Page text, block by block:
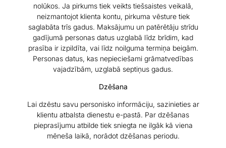
nolūkos. Ja pirkums tiek veikts tiešsaistes veikalā,
neizmantojot klienta kontu, pirkuma vēsture tiek
saglabāta trīs gadus. Maksājumu un patērētāju strīdu
gadījumā personas datus uzglabā līdz brīdim, kad
prasība ir izpildīta, vai līdz noilguma termiņa beigām.
Personas datus, kas nepieciešami grāmatvedības
vajadzībām, uzglabā septiņus gadus.
Dzēšana
Lai dzēstu savu personisko informāciju, sazinieties ar
klientu atbalsta dienestu e-pastā. Par dzēšanas
pieprasījumu atbilde tiek sniegta ne ilgāk kā viena
mēneša laikā, norādot dzēšanas periodu.